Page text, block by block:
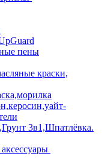
пены
краски,
3в1,Шпатлёвка.